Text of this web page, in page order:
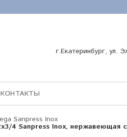
г.Екатеринбург, ул.
КОНТАКТЫ
Sanpress Inox
4 Sanpress Inox, нержавеющая